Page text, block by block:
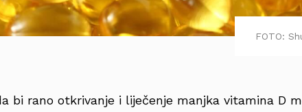
FOTO:
bi rano otkrivanje i liječenje manjka vitamina D